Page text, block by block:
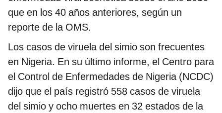
que en los 40 años anteriores, según un
reporte de la OMS.
Los casos de viruela del simio son frecuentes
en Nigeria. En su último informe, el Centro para
el Control de Enfermedades de Nigeria (NCDC)
dijo que el país registró 558 casos de viruela
del simio y ocho muertes en 32 estados de la